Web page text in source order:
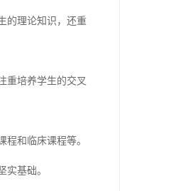
的理论知识，还重
重培养学生的交叉
和临床课程等。
基础。